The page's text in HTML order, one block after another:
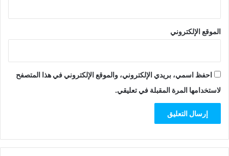
الموقع الإلكتروني
احفظ اسمي، بريدي الإلكتروني، والموقع الإلكتروني في هذا المتصفح
لاستخدامها المرة المقبلة في تعليقي.